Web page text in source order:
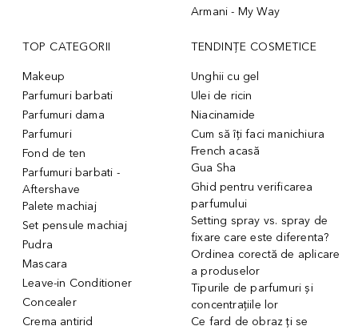
Armani - My Way
TOP CATEGORII
Makeup
Parfumuri barbati
Parfumuri dama
Parfumuri
Fond de ten
Parfumuri barbati -
Aftershave
Palete machiaj
Set pensule machiaj
Pudra
Mascara
Leave-in Conditioner
Concealer
Crema antirid
TENDINȚE COSMETICE
Unghii cu gel
Ulei de ricin
Niacinamide
Cum să îți faci manichiura
French acasă
Gua Sha
Ghid pentru verificarea
parfumului
Setting spray vs. spray de
fixare care este diferenta?
Ordinea corectă de aplicare
a produselor
Tipurile de parfumuri și
concentrațiile lor
Ce fard de obraz ți se